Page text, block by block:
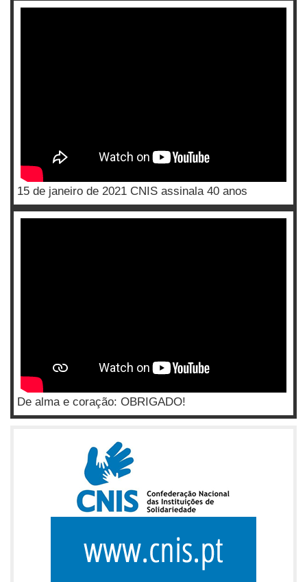
15 de janeiro de 2021 CNIS assinala 40 anos
De alma e coração: OBRIGADO!